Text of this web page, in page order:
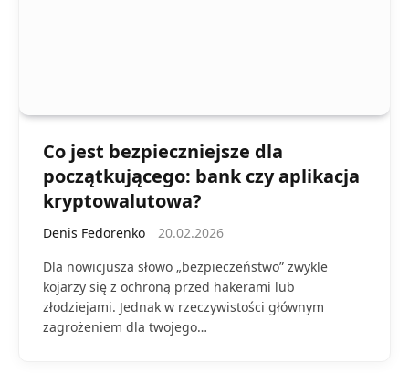
Co jest bezpieczniejsze dla
początkującego: bank czy aplikacja
kryptowalutowa?
Denis Fedorenko
20.02.2026
Dla nowicjusza słowo „bezpieczeństwo” zwykle
kojarzy się z ochroną przed hakerami lub
złodziejami. Jednak w rzeczywistości głównym
zagrożeniem dla twojego…